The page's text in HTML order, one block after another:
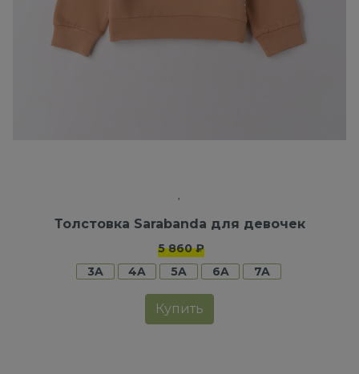
Толстовка Sarabanda для девочек
5 860 ₽
3A
4A 5A 6A 7A
Купить